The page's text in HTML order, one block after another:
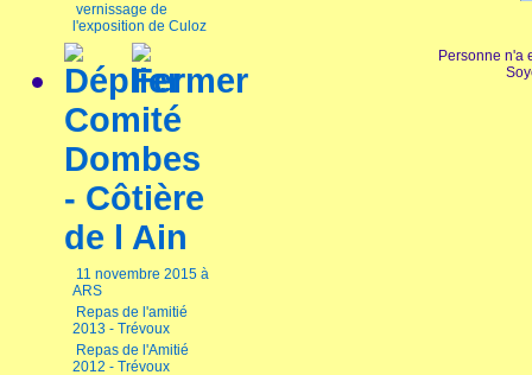
vernissage de
l'exposition de Culoz
Comité
Dombes
- Côtière
de l Ain
11 novembre 2015 à
ARS
Repas de l'amitié
2013 - Trévoux
Repas de l'Amitié
2012 - Trévoux
Personne n'a